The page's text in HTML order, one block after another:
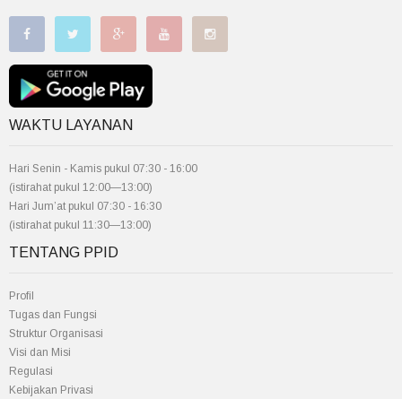
WAKTU LAYANAN
Hari Senin - Kamis pukul 07:30 - 16:00
(istirahat pukul 12:00—13:00)
Hari Jum’at pukul 07:30 - 16:30
(istirahat pukul 11:30—13:00)
TENTANG PPID
Profil
Tugas dan Fungsi
Struktur Organisasi
Visi dan Misi
Regulasi
Kebijakan Privasi